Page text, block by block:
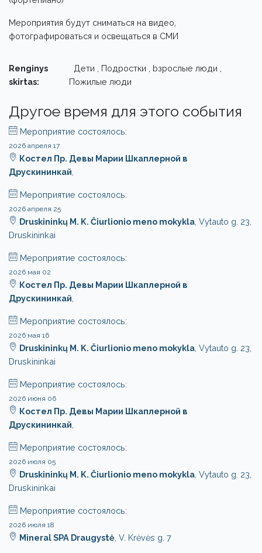
Мероприятия будут сниматься на видео,
фотографироваться и освещаться в СМИ
Renginys
skirtas:
Дети , Подростки , bзрослые люди ,
Пожилые люди
Другое время для этого события
Мероприятие состоялось:
2026 апреля 17
Костел Пр. Девы Марии Шкаплерной в
Друскининкай
Мероприятие состоялось:
2026 апреля 25
Druskininkų M. K. Čiurlionio meno mokykla , Vytauto g. 23,
Druskininkai
Мероприятие состоялось:
2026 мая 02
Костел Пр. Девы Марии Шкаплерной в
Друскининкай
Мероприятие состоялось:
2026 мая 16
Druskininkų M. K. Čiurlionio meno mokykla , Vytauto g. 23,
Druskininkai
Мероприятие состоялось:
2026 июня 06
Костел Пр. Девы Марии Шкаплерной в
Друскининкай
Мероприятие состоялось:
2026 июля 05
Druskininkų M. K. Čiurlionio meno mokykla , Vytauto g. 23,
Druskininkai
Мероприятие состоялось:
2026 июля 18
Mineral SPA Draugystė , V. Krėvės g. 7